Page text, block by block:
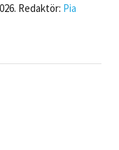
Redaktör: Pia